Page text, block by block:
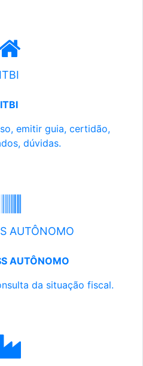
ITBI
ITBI
emitir guia, certidão,
dúvidas.
AUTÔNOMO
AUTÔNOMO
da situação fiscal.